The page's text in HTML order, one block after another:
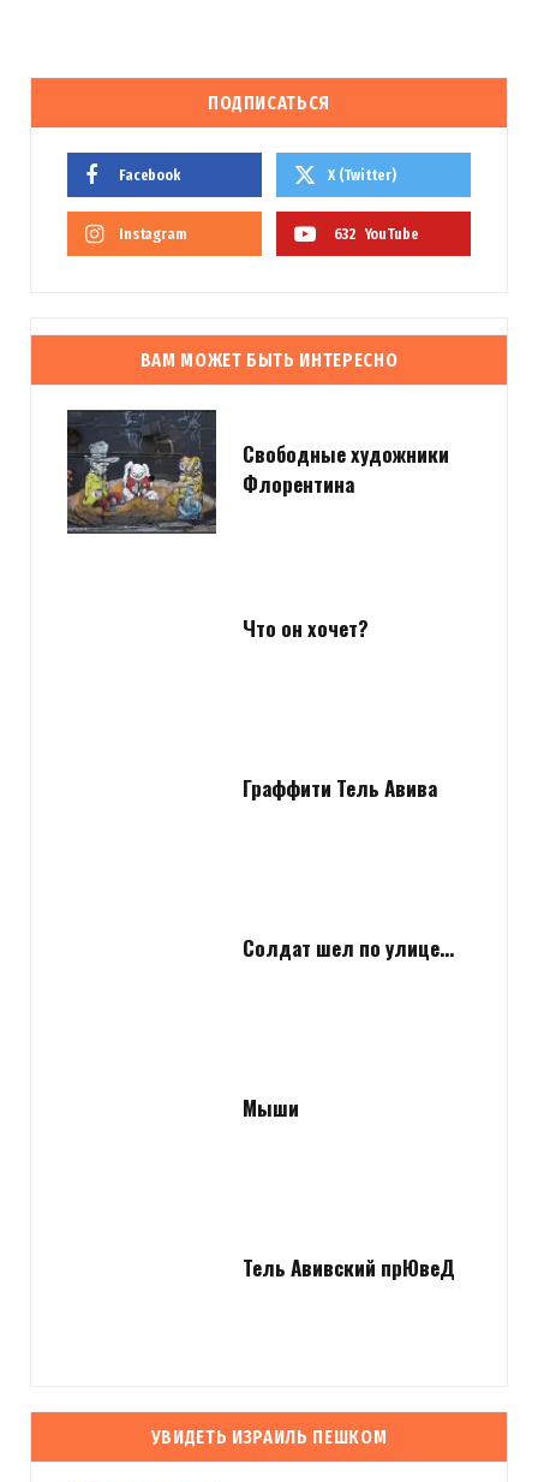
ПОДПИСАТЬСЯ
Facebook X (Twitter)
Instagram 632 YouTube
ВАМ МОЖЕТ БЫТЬ ИНТЕРЕСНО
Свободные художники
Флорентина
Что он хочет?
Граффити Тель Авива
Солдат шел по улице…
Мыши
Тель Авивский прЮвеД
УВИДЕТЬ ИЗРАИЛЬ ПЕШКОМ